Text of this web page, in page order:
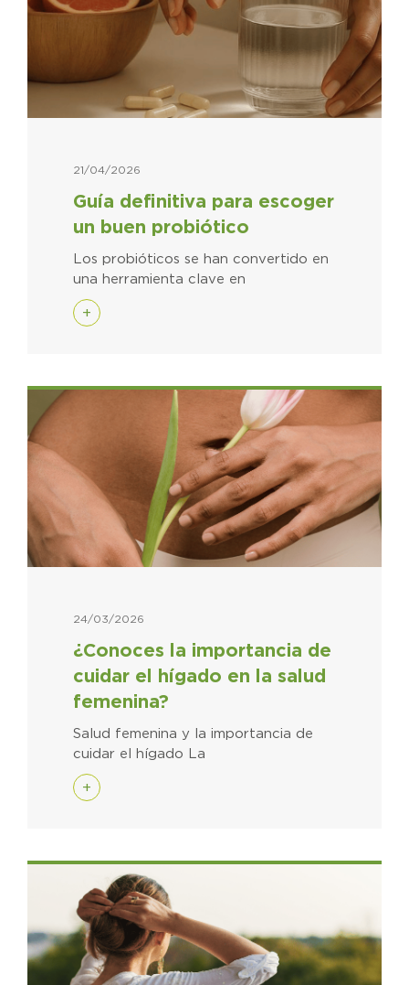
Guía definitiva para escoger
un buen probiótico
21/04/2026
Los probióticos se han convertido en
una herramienta clave en
+
¿Conoces la importancia de
cuidar el hígado en la salud
femenina?
24/03/2026
Salud femenina y la importancia de
cuidar el hígado La
+